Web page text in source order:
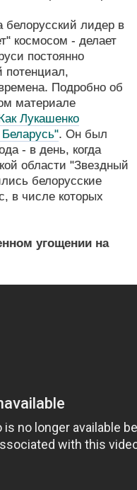
белорусский лидер в
космосом - делает
постоянно
потенциал,
Подробно об
материале
Лукашенко
. Он был
- в день, когда
области "Звездный
белорусские
в числе которых
угощении на